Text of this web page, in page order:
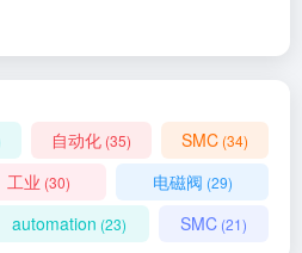
自动化 (35) SMC (34)
工业 (30) 电磁阀 (29)
automation (23) SMC(21)